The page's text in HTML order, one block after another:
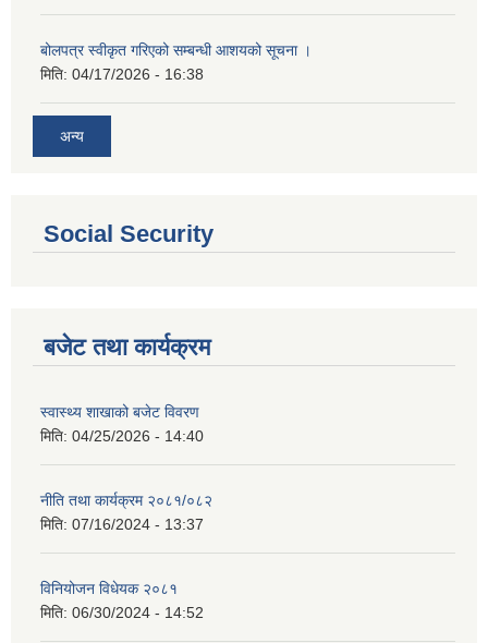
बोलपत्र स्वीकृत गरिएको सम्बन्धी आशयको सूचना ।
मिति: 04/17/2026 - 16:38
अन्य
Social Security
बजेट तथा कार्यक्रम
स्वास्थ्य शाखाको बजेट विवरण
मिति: 04/25/2026 - 14:40
नीति तथा कार्यक्रम २०८१/०८२
मिति: 07/16/2024 - 13:37
विनियोजन विधेयक २०८१
मिति: 06/30/2024 - 14:52